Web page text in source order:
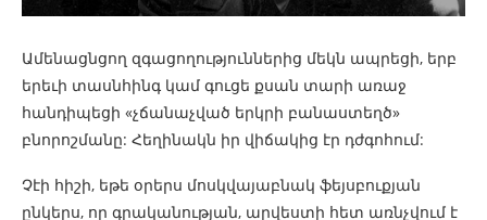
Ամենացնցող զգացողություններից մեկն ապրեցի, երբ
երեւի տասնհինգ կամ գուցե քսան տարի առաջ
հանդիպեցի «չճանաչված երկրի բանաստեղծ»
բնորոշմանը: Հեղինակն իր վիճակից էր դժգոհում:
Չէի հիշի, եթե օրերս մոսկվայաբնակ ֆեյսբուքյան
ընկերս, որ գրականության, արվեստի հետ առնչվում է